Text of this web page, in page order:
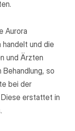
Aurora
und die
und Ärzten
so
bei der
erstattet in